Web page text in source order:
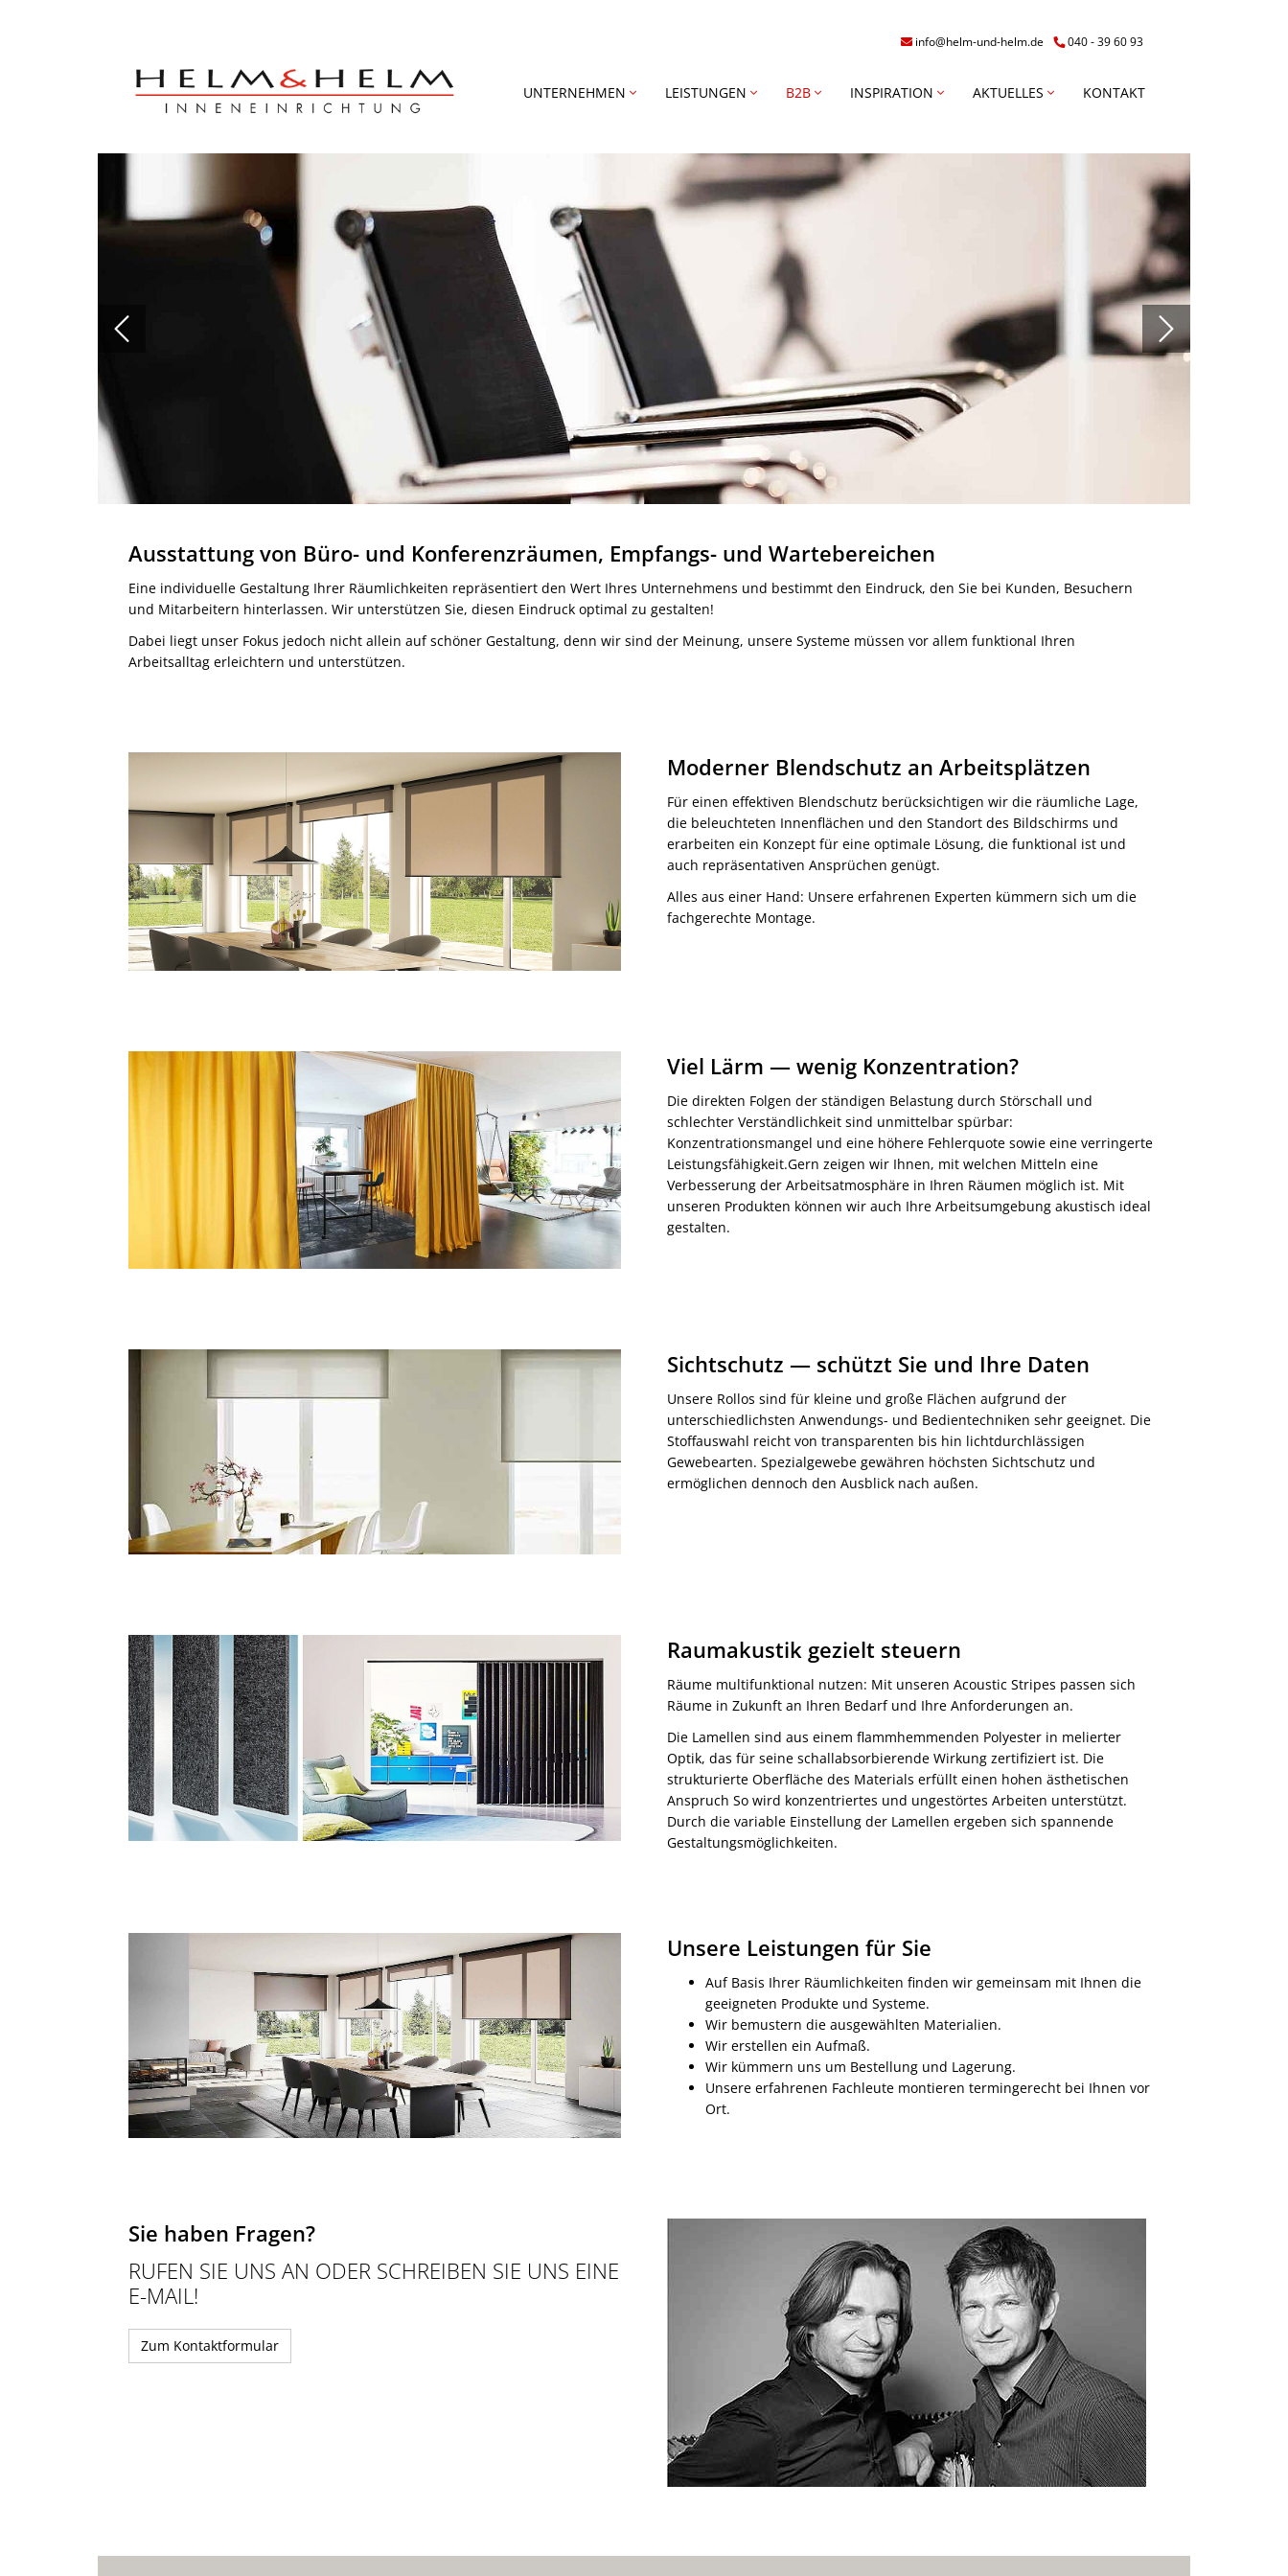
​​​​​​​info@helm-und-helm.de 040 - 39 60 93
UNTERNEHMEN LEISTUNGEN B2B INSPIRATION AKTUELLES KONTAKT
Ausstattung von Büro- und Konferenzräumen, Empfangs- und Wartebereichen
Eine individuelle Gestaltung Ihrer Räumlichkeiten repräsentiert den Wert Ihres Unternehmens und bestimmt den Eindruck, den Sie bei Kunden, Besuchern
und Mitarbeitern hinterlassen. Wir unterstützen Sie, diesen Eindruck optimal zu gestalten!
Dabei liegt unser Fokus jedoch nicht allein auf schöner Gestaltung, denn wir sind der Meinung, unsere Systeme müssen vor allem funktional Ihren
Arbeitsalltag erleichtern und unterstützen.
Moderner Blendschutz an Arbeitsplätzen
Für einen effektiven Blendschutz berücksichtigen wir die räumliche Lage,
die beleuchteten Innenflächen und den Standort des Bildschirms und
erarbeiten ein Konzept für eine optimale Lösung, die funktional ist und
auch repräsentativen Ansprüchen genügt.
Alles aus einer Hand: Unsere erfahrenen Experten kümmern sich um die
fachgerechte Montage.
Viel Lärm — wenig Konzentration?
Die direkten Folgen der ständigen Belastung durch Störschall und
schlechter Verständlichkeit sind unmittelbar spürbar:
Konzentrationsmangel und eine höhere Fehlerquote sowie eine verringerte
Leistungsfähigkeit.Gern zeigen wir Ihnen, mit welchen Mitteln eine
Verbesserung der Arbeitsatmosphäre in Ihren Räumen möglich ist. Mit
unseren Produkten können wir auch Ihre Arbeitsumgebung akustisch ideal
gestalten.
Sichtschutz — schützt Sie und Ihre Daten
Unsere Rollos sind für kleine und große Flächen aufgrund der
unterschiedlichsten Anwendungs- und Bedientechniken sehr geeignet. Die
Stoffauswahl reicht von transparenten bis hin lichtdurchlässigen
Gewebearten. Spezialgewebe gewähren höchsten Sichtschutz und
ermöglichen dennoch den Ausblick nach außen.
Raumakustik gezielt steuern
Räume multifunktional nutzen: Mit unseren Acoustic Stripes passen sich
Räume in Zukunft an Ihren Bedarf und Ihre Anforderungen an.
Die Lamellen sind aus einem flammhemmenden Polyester in melierter
Optik, das für seine schallabsorbierende Wirkung zertifiziert ist. Die
strukturierte Oberfläche des Materials erfüllt einen hohen ästhetischen
Anspruch So wird konzentriertes und ungestörtes Arbeiten unterstützt.
Durch die variable Einstellung der Lamellen ergeben sich spannende
Gestaltungsmöglichkeiten.
Unsere Leistungen für Sie
Auf Basis Ihrer Räumlichkeiten finden wir gemeinsam mit Ihnen die
geeigneten Produkte und Systeme.
Wir bemustern die ausgewählten Materialien.
Wir erstellen ein Aufmaß.
Wir kümmern uns um Bestellung und Lagerung.
Unsere erfahrenen Fachleute montieren termingerecht bei Ihnen vor
Ort.
Sie haben Fragen?
RUFEN SIE UNS AN ODER SCHREIBEN SIE UNS EINE
E-MAIL!
Zum Kontaktformular